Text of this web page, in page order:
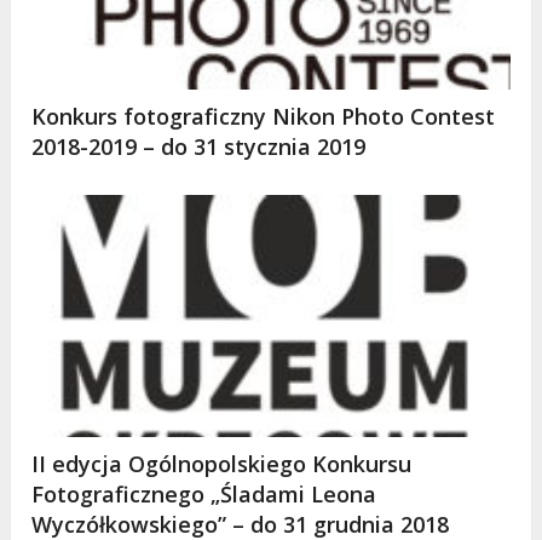
Konkurs fotograficzny Nikon Photo Contest
2018-2019 – do 31 stycznia 2019
II edycja Ogólnopolskiego Konkursu
Fotograficznego „Śladami Leona
Wyczółkowskiego” – do 31 grudnia 2018